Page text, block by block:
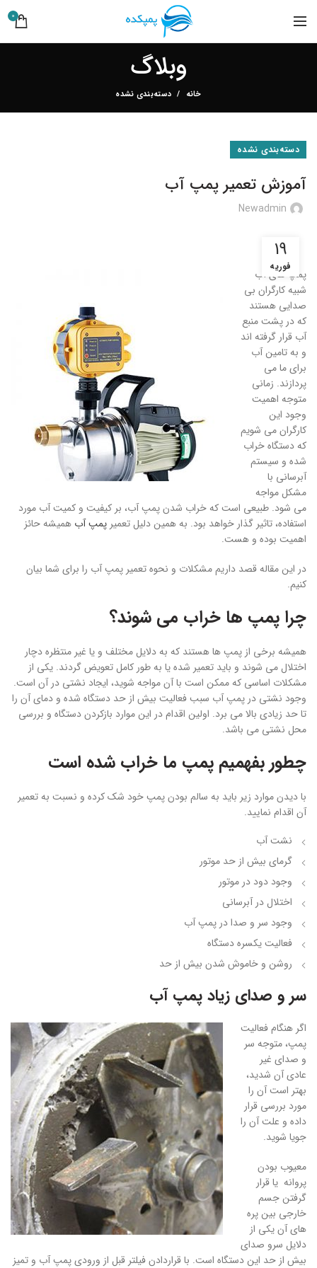
0
وبلاگ
خانه دسته‌بندی نشده
دسته‌بندی نشده
آموزش تعمیر پمپ آب
Newadmin
19
فوریه
پمپ های آب
شبیه کارگران بی
صدایی هستند
که در پشت منبع
آب قرار گرفته اند
و به تامین آب
برای ما می
پردازند. زمانی
متوجه اهمیت
وجود این
کارگران می شویم
که دستگاه خراب
شده و سیستم
آبرسانی با
مشکل مواجه
می شود. طبیعی است که خراب شدن پمپ آب، بر کیفیت و کمیت آب مورد
استفاده، تاثیر گذار خواهد بود. به همین دلیل تعمیر پمپ آب همیشه حائز
اهمیت بوده و هست.
در این مقاله قصد داریم مشکلات و نحوه تعمیر پمپ آب را برای شما بیان
کنیم.
چرا پمپ ها خراب می شوند؟
همیشه برخی از پمپ ها هستند که به دلایل مختلف و یا غیر منتظره دچار
اختلال می شوند و باید تعمیر شده یا به طور کامل تعویض گردند. یکی از
مشکلات اساسی که ممکن است با آن مواجه شوید، ایجاد نشتی در آن است.
وجود نشتی در پمپ آب سبب فعالیت بیش از حد دستگاه شده و دمای آن را
تا حد زیادی بالا می برد. اولین اقدام در این موارد بازکردن دستگاه و بررسی
محل نشتی می باشد.
چطور بفهمیم پمپ ما خراب شده است
با دیدن موارد زیر باید به سالم بودن پمپ خود شک کرده و نسبت به تعمیر
آن اقدام نمایید.
نشت آب
گرمای بیش از حد موتور
وجود دود در موتور
اختلال در آبرسانی
وجود سر و صدا در پمپ آب
فعالیت یکسره دستگاه
روشن و خاموش شدن بیش از حد
سر و صدای زیاد پمپ آب
اگر هنگام فعالیت
پمپ، متوجه سر
و صدای غیر
عادی آن شدید،
بهتر است آن را
مورد بررسی قرار
داده و علت آن را
جویا شوید.
معیوب بودن
پروانه یا قرار
گرفتن جسم
خارجی بین پره
های آن یکی از
دلایل سرو صدای
بیش از حد این دستگاه است. با قراردادن فیلتر قبل از ورودی پمپ آب و تمیز